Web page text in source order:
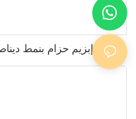
إبزيم حزام بنمط